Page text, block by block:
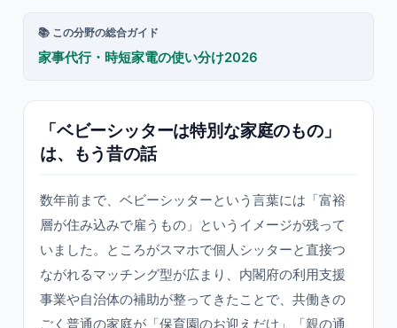
📚 この分野の総合ガイド
家事代行・時短家電の使い分け2026
「ベビーシッターは特別な家庭のもの」
は、もう昔の話
数年前まで、ベビーシッターという言葉には「富裕
層が住み込みで雇うもの」というイメージが残って
いました。ところがスマホで個人シッターと直接つ
ながれるマッチング型が広まり、内閣府の利用支援
事業や自治体の補助が整ってきたことで、共働きの
ごく普通の家庭が「保育園のお迎えだけ」「親の通